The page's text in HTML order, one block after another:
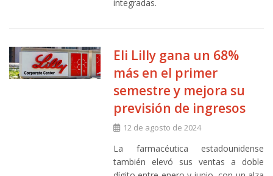
integradas.
Eli Lilly gana un 68%
más en el primer
semestre y mejora su
previsión de ingresos
12 de agosto de 2024
La farmacéutica estadounidense
también elevó sus ventas a doble